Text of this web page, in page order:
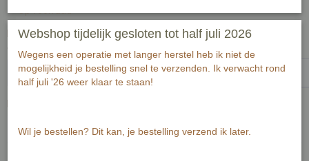
✓
Handgeschreven tekst op achterzijde kaart (zwart fineliner) voor
Webshop tijdelijk gesloten tot half juli 2026
Wegens een operatie met langer herstel heb ik niet de
mogelijkheid je bestelling snel te verzenden. Ik verwacht rond
half juli '26 weer klaar te staan!
Wil je bestellen? Dit kan, je bestelling verzend ik later.